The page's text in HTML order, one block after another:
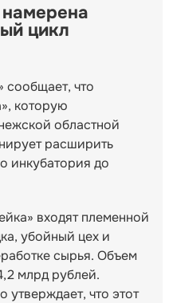
цикл
сообщает, что
которую
областной
расширить
инкубатория до
входят племенной
убойный цех и
сырья. Объем
млрд рублей.
утверждает, что этот